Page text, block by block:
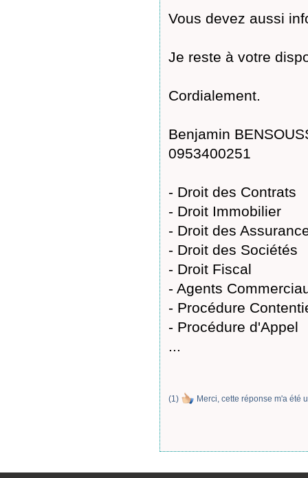
Vous devez aussi
Je reste à votre
Cordialement.
Benjamin
0953400251
- Droit des Contrats
- Droit Immobilier
- Droit des
- Droit des Sociétés
- Droit Fiscal
- Agents
- Procédure
- Procédure d'Appel
...
(1) Merci, cette réponse m'a été